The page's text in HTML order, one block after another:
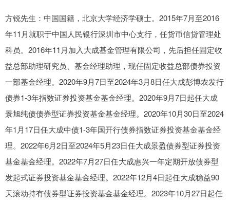
方锐先生：中国国籍，北京大学经济学硕士。2015年7月至2016
年11月就职于中国人民银行深圳市中心支行，任货币信贷管理处
科员。2016年11月加入大成基金管理有限公司，先后担任固定收
益总部助理研究员、基金经理助理，现任固定收益总部债券投资
一部基金经理。2020年9月7日至2024年3月8日任大成彭博农发行
债券1-3年指数证券投资基金基金经理。2020年9月7日起任大成
景旭纯债债券型证券投资基金基金经理。2020年10月30日至2024
年1月17日任大成中债1-3年国开行债券指数证券投资基金基金经
理。2022年6月2日至2024年5月23日任大成景盈债券型证券投资
基金基金经理。2022年7月27日任大成惠兴一年定期开放债券型
发起式证券投资基金基金经理。2022年12月4日起任大成稳益90
天滚动持有债券型证券投资基金基金经理。2023年10月27日起任